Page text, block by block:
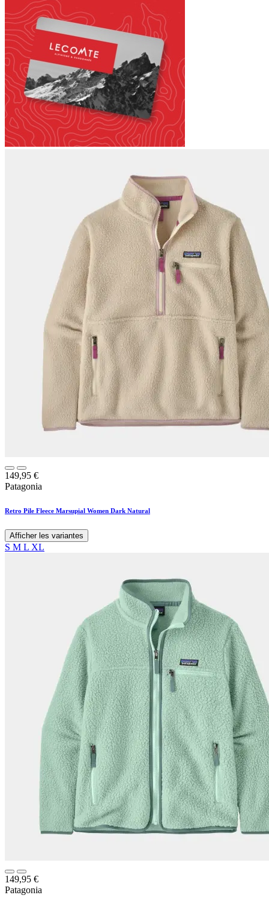
149,95 €
Patagonia
Retro Pile Fleece Marsupial Women Dark Natural
Afficher les variantes
S M L XL
149,95 €
Patagonia